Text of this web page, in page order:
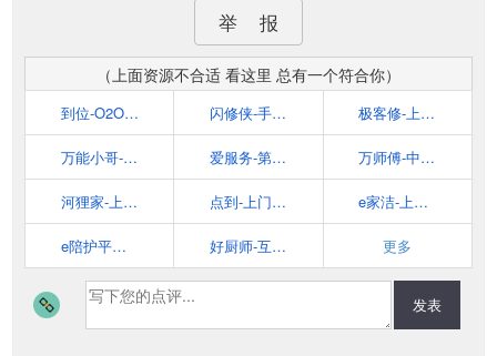
举 报
（上面资源不合适 看这里 总有一个符合你）
到位-O2O上门服务平台 闪修侠-手机上门维修平台 极客修-上门手机维修平台
万能小哥-互联网维修上门服务开创者 爱服务-第三方家电服务交易平台 万师傅-中国领先的家居服务平台
河狸家-上门美容服务 点到-上门按摩服务平台 e家洁-上门家庭服务
e陪护平台-专业健康护理的O2O服务 好厨师-互联网私厨平台。 更多
发表